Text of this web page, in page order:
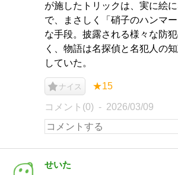
が施したトリックは、実に絵
で、まさしく「硝子のハンマ
な手段。披露される様々な防
く、物語は名探偵と名犯人の
していた。
ナイス ★15
コメント(0) 2026/03/09
せいた